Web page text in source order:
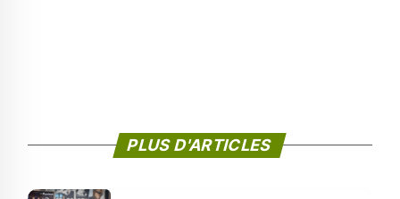
PLUS D'ARTICLES